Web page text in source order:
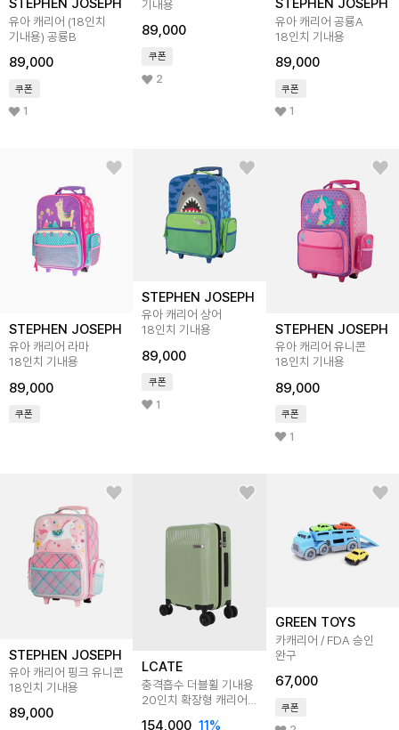
STEPHEN JOSEPH
유아 캐리어 (18인치
기내용) 공룡B
89,000
쿠폰
1
기내용
89,000
쿠폰
2
STEPHEN JOSEPH
유아 캐리어 공룡A
18인치 기내용
89,000
쿠폰
1
STEPHEN JOSEPH
유아 캐리어 라마
18인치 기내용
89,000
쿠폰
STEPHEN JOSEPH
유아 캐리어 상어
18인치 기내용
89,000
쿠폰
1
STEPHEN JOSEPH
유아 캐리어 유니콘
18인치 기내용
89,000
쿠폰
1
STEPHEN JOSEPH
유아 캐리어 핑크 유니콘
18인치 기내용
89,000
LCATE
충격흡수 더블휠 기내용
20인치 확장형 캐리어
154,000 11%
GREEN TOYS
카캐리어 / FDA 승인
완구
67,000
쿠폰